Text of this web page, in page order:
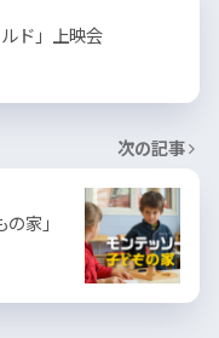
ド」上映会
次の記事
家」